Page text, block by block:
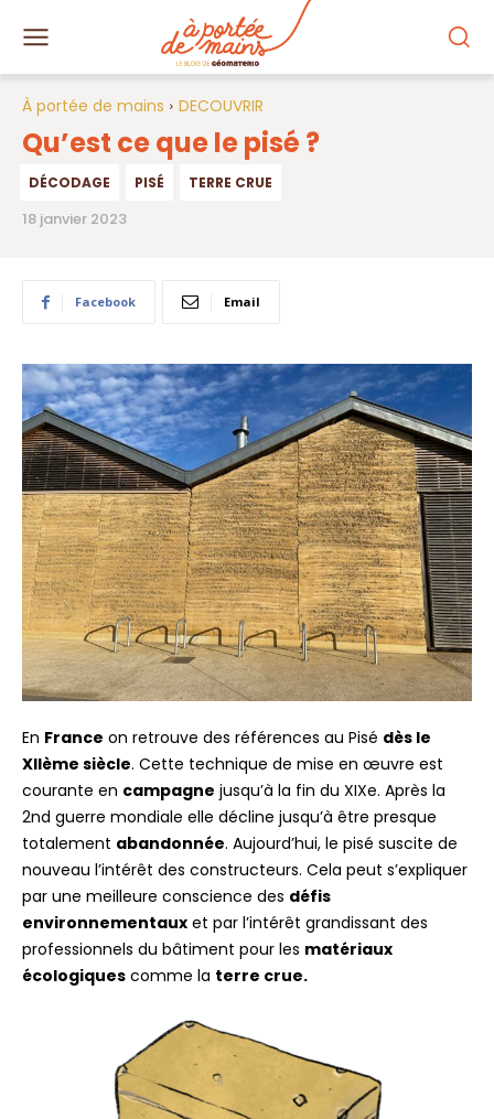
À portée de mains DECOUVRIR
Qu’est ce que le pisé ?
DÉCODAGE PISÉ TERRE CRUE
18 janvier 2023
Facebook Email
En France on retrouve des références au Pisé dès le
XIIème siècle. Cette technique de mise en œuvre est
courante en campagne jusqu’à la fin du XIXe. Après la
2nd guerre mondiale elle décline jusqu’à être presque
totalement abandonnée. Aujourd’hui, le pisé suscite de
nouveau l’intérêt des constructeurs. Cela peut s’expliquer
par une meilleure conscience des défis
environnementaux et par l’intérêt grandissant des
professionnels du bâtiment pour les matériaux
écologiques comme la terre crue.